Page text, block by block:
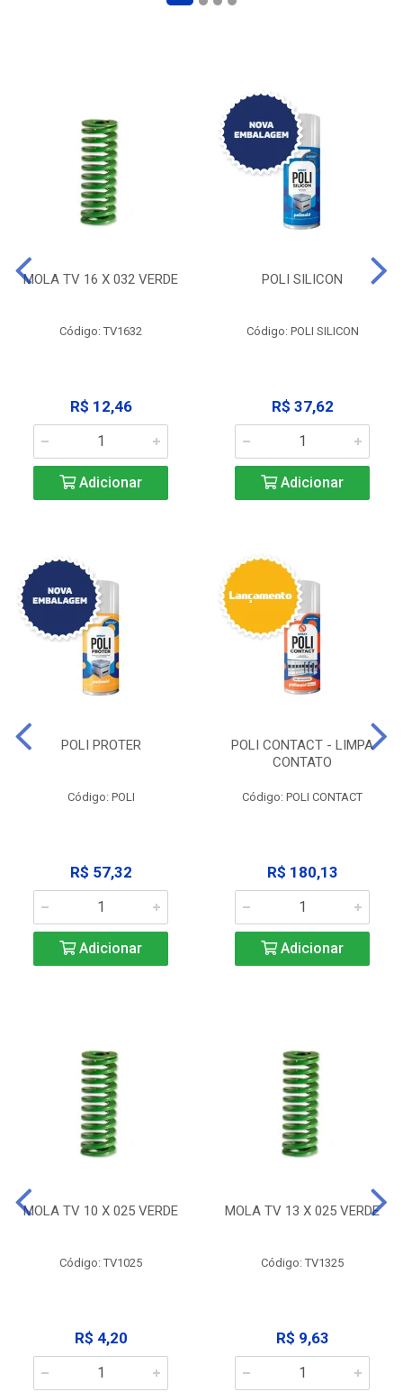
MOLA TV 16 X 032 VERDE
Código: TV1632
R$ 12,46
Adicionar
POLI SILICON
Código: POLI SILICON
R$ 37,62
Adicionar
POLI PROTER
Código: POLI
R$ 57,32
Adicionar
POLI CONTACT - LIMPA
CONTATO
Código: POLI CONTACT
R$ 180,13
Adicionar
MOLA TV 10 X 025 VERDE
Código: TV1025
R$ 4,20
MOLA TV 13 X 025 VERDE
Código: TV1325
R$ 9,63